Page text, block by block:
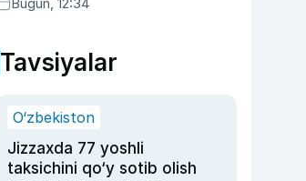
Tavsiyalar
O‘zbekiston
Jizzaxda 77 yoshli
taksichini qo‘y sotib olish